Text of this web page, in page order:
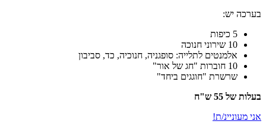
יש:
5 כיפות
10 שירוני חנוכה
אלמנטים לתלייה: סופגניה, חנוכיה, כד, סביבון
10 חוברות "חג של אור"
שרשרת "חוגגים ביחד"
של 55 ש"ח
מעוניינ/ת!